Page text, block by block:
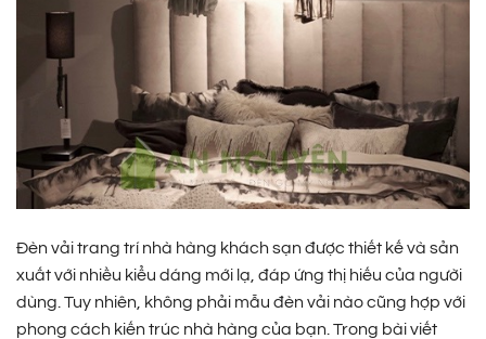
Đèn vải trang trí nhà hàng khách sạn được thiết kế và sản
xuất với nhiều kiểu dáng mới lạ, đáp ứng thị hiếu của người
dùng. Tuy nhiên, không phải mẫu đèn vải nào cũng hợp với
phong cách kiến trúc nhà hàng của bạn. Trong bài viết